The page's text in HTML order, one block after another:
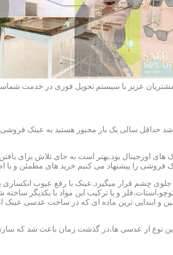
عزیز با سیستم تحویل فوری در خدمت
سالی یک بار مجبور هستید به عینک
اورجینال بود.بهتر است به جای تلاش برای
فروشی را پیشنهاد می کنیم خرید های مطمئن و با
قرار میگیرد.عینک با رفع عیوب انکساری
و یا ترکیب این مواد با یکدیگر
از دو دسته ی کلی ساخته شده :۱ : شیشه۲: پلاستیک شیشه اولین و ابندایی ترین
از عدسی ها،در گذشت زمان باعث شد که